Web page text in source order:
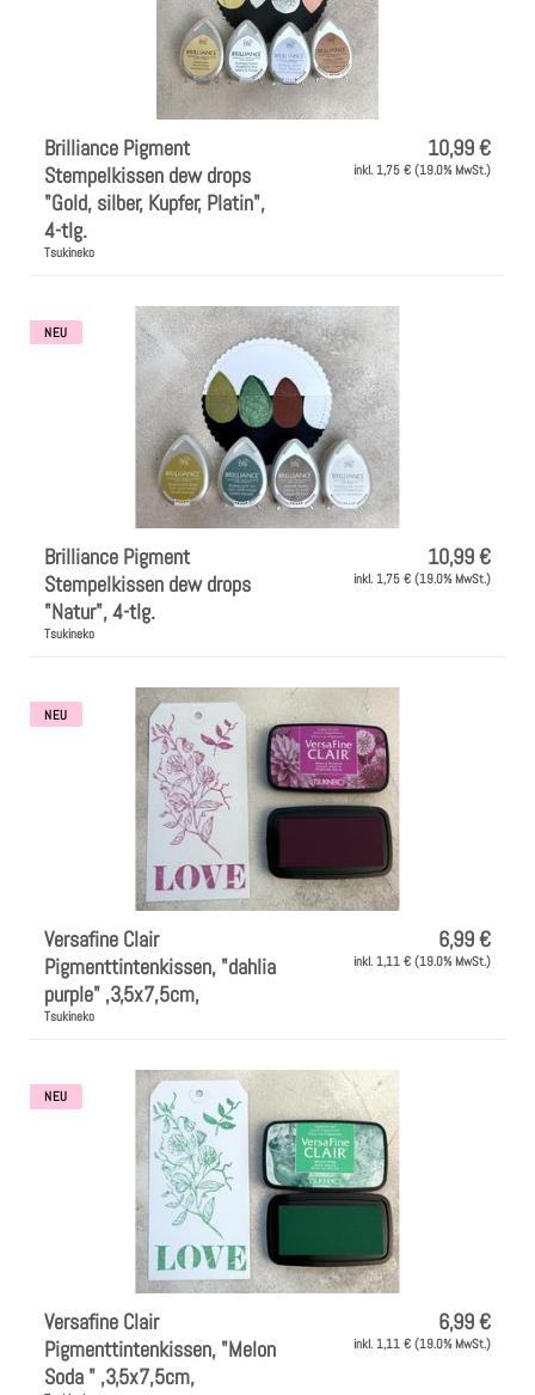
Brilliance Pigment
Stempelkissen dew drops
"Gold, silber, Kupfer, Platin",
4-tlg.
Tsukineko
10,99 €
inkl. 1,75 € (19.0% MwSt.)
NEU
Brilliance Pigment
Stempelkissen dew drops
"Natur", 4-tlg.
Tsukineko
10,99 €
inkl. 1,75 € (19.0% MwSt.)
NEU
Versafine Clair
Pigmenttintenkissen, "dahlia
purple" ,3,5x7,5cm,
Tsukineko
6,99 €
inkl. 1,11 € (19.0% MwSt.)
NEU
Versafine Clair
Pigmenttintenkissen, "Melon
Soda " ,3,5x7,5cm,
6,99 €
inkl. 1,11 € (19.0% MwSt.)